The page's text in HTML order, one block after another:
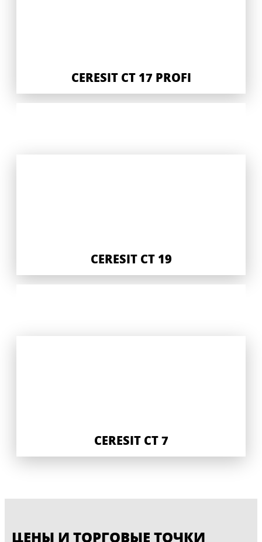
CERESIT CT 17 PROFI
CERESIT CT 19
CERESIT CT 7
ЦЕНЫ И ТОРГОВЫЕ ТОЧКИ